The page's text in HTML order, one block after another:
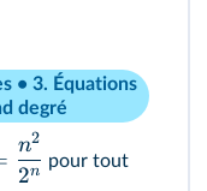
• 3. Équations
degré
2n
n2
pour tout